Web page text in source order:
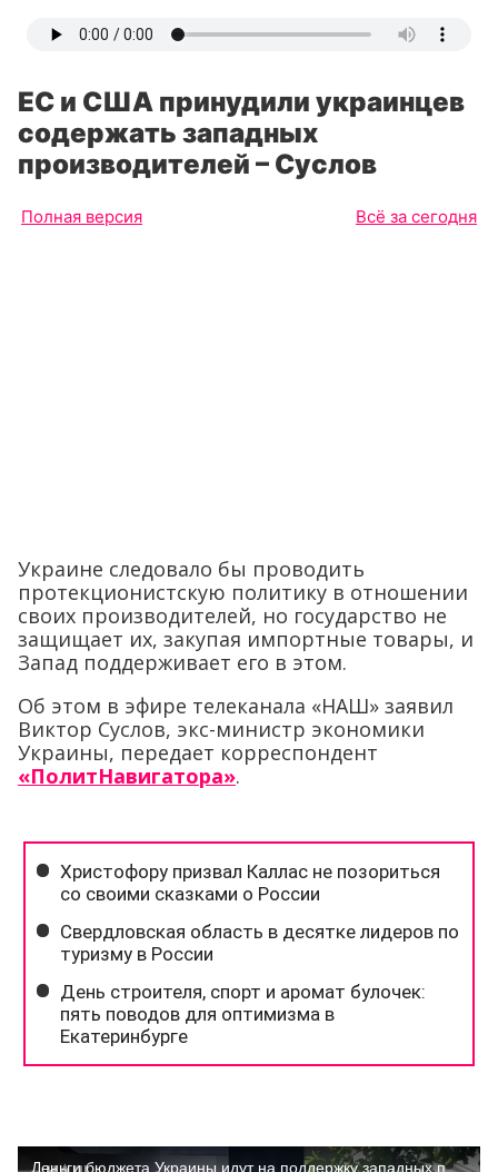
ЕС и США принудили украинцев
содержать западных
производителей – Суслов
Полная версия Всё за сегодня
Украине следовало бы проводить
протекционистскую политику в отношении
своих производителей, но государство не
защищает их, закупая импортные товары, и
Запад поддерживает его в этом.
Об этом в эфире телеканала «НАШ» заявил
Виктор Суслов, экс-министр экономики
Украины, передает корреспондент
«ПолитНавигатора».